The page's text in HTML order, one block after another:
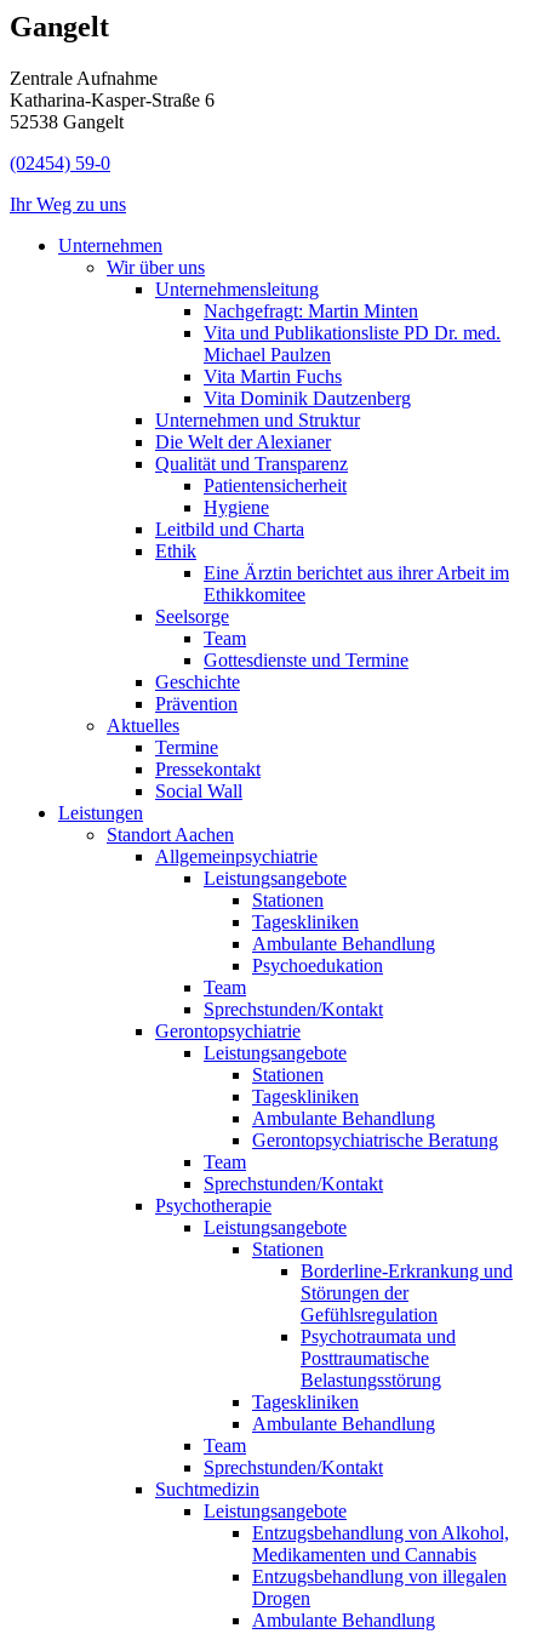
Gangelt
Zentrale Aufnahme
Katharina-Kasper-Straße 6
52538 Gangelt
(02454) 59-0
Ihr Weg zu uns
Unternehmen
Wir über uns
Unternehmensleitung
Nachgefragt: Martin Minten
Vita und Publikationsliste PD Dr. med.
Michael Paulzen
Vita Martin Fuchs
Vita Dominik Dautzenberg
Unternehmen und Struktur
Die Welt der Alexianer
Qualität und Transparenz
Patientensicherheit
Hygiene
Leitbild und Charta
Ethik
Eine Ärztin berichtet aus ihrer Arbeit im
Ethikkomitee
Seelsorge
Team
Gottesdienste und Termine
Geschichte
Prävention
Aktuelles
Termine
Pressekontakt
Social Wall
Leistungen
Standort Aachen
Allgemeinpsychiatrie
Leistungsangebote
Stationen
Tageskliniken
Ambulante Behandlung
Psychoedukation
Team
Sprechstunden/Kontakt
Gerontopsychiatrie
Leistungsangebote
Stationen
Tageskliniken
Ambulante Behandlung
Gerontopsychiatrische Beratung
Team
Sprechstunden/Kontakt
Psychotherapie
Leistungsangebote
Stationen
Borderline-Erkrankung und
Störungen der
Gefühlsregulation
Psychotraumata und
Posttraumatische
Belastungsstörung
Tageskliniken
Ambulante Behandlung
Team
Sprechstunden/Kontakt
Suchtmedizin
Leistungsangebote
Entzugsbehandlung von Alkohol,
Medikamenten und Cannabis
Entzugsbehandlung von illegalen
Drogen
Ambulante Behandlung